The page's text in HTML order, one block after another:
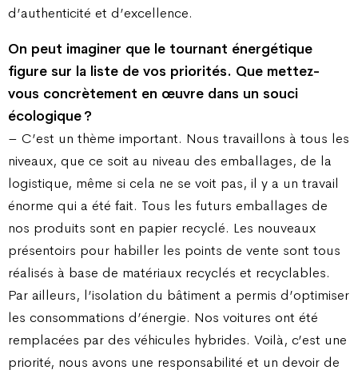
d’authenticité et d’excellence.
On peut imaginer que le tournant énergétique
figure sur la liste de vos priorités. Que mettez-
vous concrètement en œuvre dans un souci
écologique ?
– C’est un thème important. Nous travaillons à tous les
niveaux, que ce soit au niveau des emballages, de la
logistique, même si cela ne se voit pas, il y a un travail
énorme qui a été fait. Tous les futurs emballages de
nos produits sont en papier recyclé. Les nouveaux
présentoirs pour habiller les points de vente sont tous
réalisés à base de matériaux recyclés et recyclables.
Par ailleurs, l’isolation du bâtiment a permis d’optimiser
les consommations d’énergie. Nos voitures ont été
remplacées par des véhicules hybrides. Voilà, c’est une
priorité, nous avons une responsabilité et un devoir de